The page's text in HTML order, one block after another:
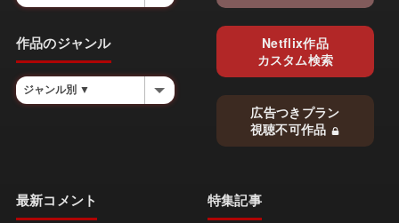
作品のジャンル
Netflix作品
カスタム検索
広告つきプラン
視聴不可作品
最新コメント 特集記事